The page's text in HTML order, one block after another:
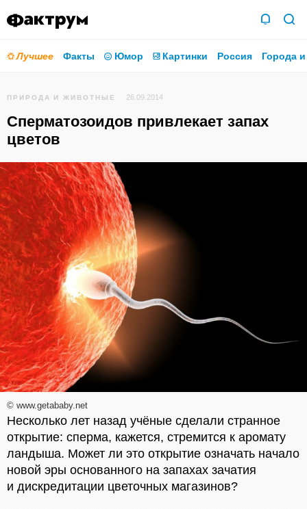
Лучшее Факты Юмор Картинки Россия Города
ПРИРОДА И ЖИВОТНЫЕ 26.09.2014
Сперматозоидов привлекает запах
цветов
© www.getababy.net
Несколько лет назад учёные сделали странное
открытие: сперма, кажется, стремится к аромату
ландыша. Может ли это открытие означать начало
новой эры основанного на запахах зачатия
и дискредитации цветочных магазинов?